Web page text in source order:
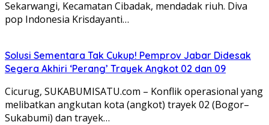
Sekarwangi, Kecamatan Cibadak, mendadak riuh. Diva
pop Indonesia Krisdayanti…
Solusi Sementara Tak Cukup! Pemprov Jabar Didesak
Segera Akhiri ‘Perang’ Trayek Angkot 02 dan 09
​Cicurug, SUKABUMISATU.com – Konflik operasional yang
melibatkan angkutan kota (angkot) trayek 02 (Bogor–
Sukabumi) dan trayek…